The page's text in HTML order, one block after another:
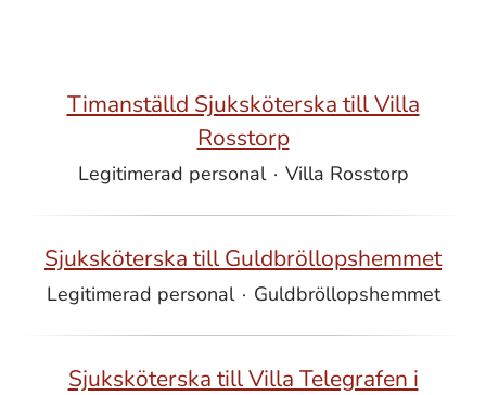
Timanställd Sjuksköterska till Villa
Rosstorp
Legitimerad personal · Villa Rosstorp
Sjuksköterska till Guldbröllopshemmet
Legitimerad personal · Guldbröllopshemmet
Sjuksköterska till Villa Telegrafen i